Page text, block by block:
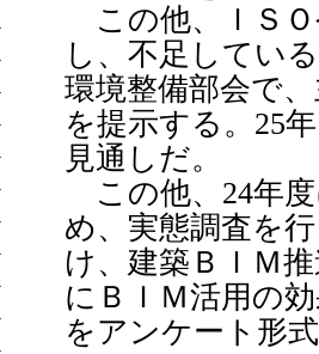
この他、ＩＳ
し、不足してい
環境整備部会で
を提示する。25
見通しだ。
この他、24年
め、実態調査を
け、建築ＢＩＭ
にＢＩＭ活用の
をアンケート形